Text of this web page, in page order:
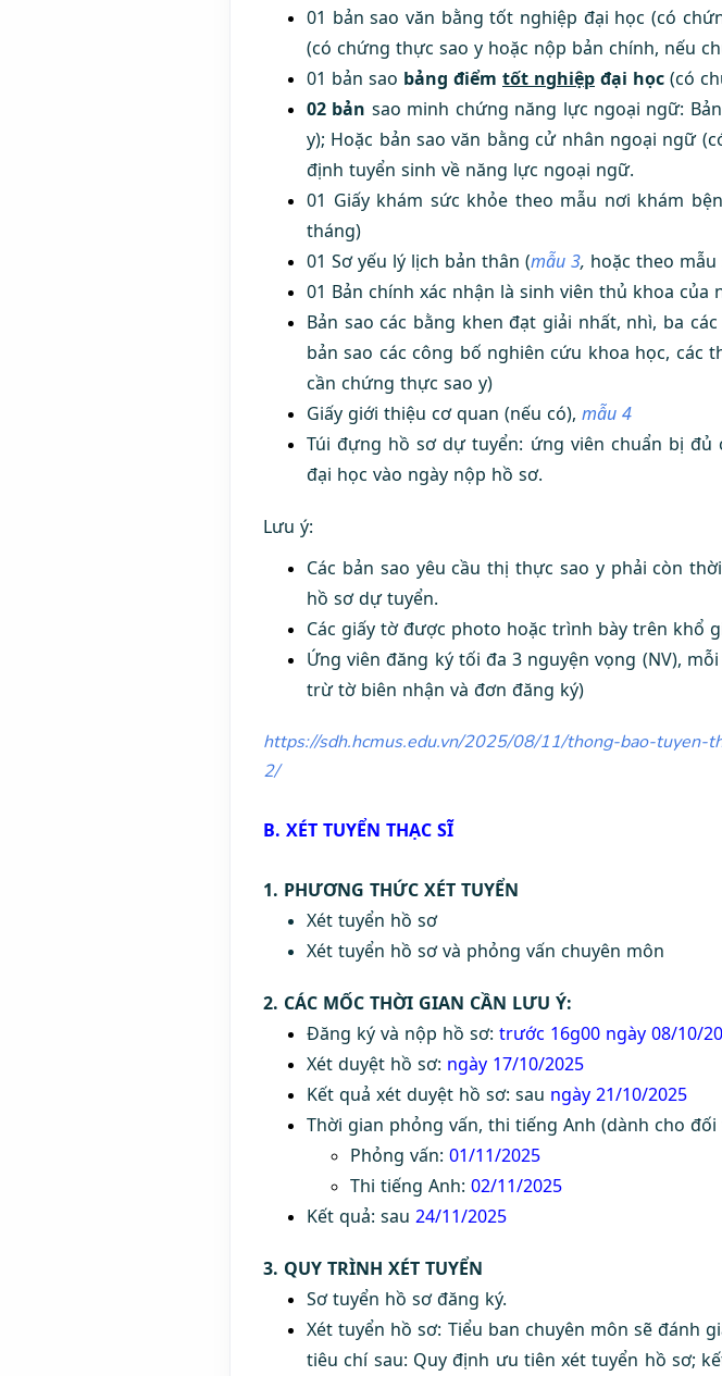
01 bản sao văn bằng tốt nghiệp đại học (có
(có chứng thực sao y hoặc nộp bản chính, nếu
01 bản sao bảng điểm tốt nghiệp đại học (có
02 bản sao minh chứng năng lực ngoại ngữ:
y); Hoặc bản sao văn bằng cử nhân ngoại ngữ
định tuyển sinh về năng lực ngoại ngữ.
01 Giấy khám sức khỏe theo mẫu nơi khám
tháng)
01 Sơ yếu lý lịch bản thân (mẫu 3, hoặc theo mẫu
01 Bản chính xác nhận là sinh viên thủ khoa
Bản sao các bằng khen đạt giải nhất, nhì, ba
bản sao các công bố nghiên cứu khoa học, các
cần chứng thực sao y)
Giấy giới thiệu cơ quan (nếu có), mẫu 4
Túi đựng hồ sơ dự tuyển: ứng viên chuẩn bị
đại học vào ngày nộp hồ sơ.
Lưu ý:
Các bản sao yêu cầu thị thực sao y phải còn
hồ sơ dự tuyển.
Các giấy tờ được photo hoặc trình bày trên khổ
Ứng viên đăng ký tối đa 3 nguyện vọng (NV),
trừ tờ biên nhận và đơn đăng ký)
https://sdh.hcmus.edu.vn/2025/08/11/thong-bao-tuyen-
2/
B. XÉT TUYỂN THẠC SĨ
1. PHƯƠNG THỨC XÉT TUYỂN
Xét tuyển hồ sơ
Xét tuyển hồ sơ và phỏng vấn chuyên môn
2. CÁC MỐC THỜI GIAN CẦN LƯU Ý:
Đăng ký và nộp hồ sơ: trước 16g00 ngày 08/10/
Xét duyệt hồ sơ: ngày 17/10/2025
Kết quả xét duyệt hồ sơ: sau ngày 21/10/2025
Thời gian phỏng vấn, thi tiếng Anh (dành cho
Phỏng vấn: 01/11/2025
Thi tiếng Anh: 02/11/2025
Kết quả: sau 24/11/2025
3. QUY TRÌNH XÉT TUYỂN
Sơ tuyển hồ sơ đăng ký.
Xét tuyển hồ sơ: Tiểu ban chuyên môn sẽ đánh
tiêu chí sau: Quy định ưu tiên xét tuyển hồ sơ;